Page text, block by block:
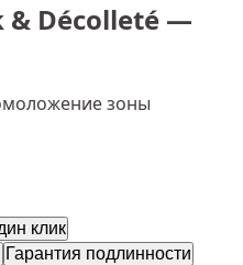
& Décolleté —
зоны
клик
Гарантия подлинности